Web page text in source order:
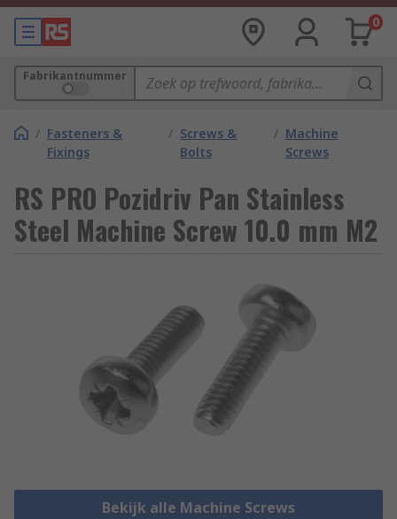
0
Fabrikantnummer
/ Fasteners &
Fixings
/ Screws &
Bolts
/ Machine
Screws
RS PRO Pozidriv Pan Stainless
Steel Machine Screw 10.0 mm M2
Bekijk alle Machine Screws